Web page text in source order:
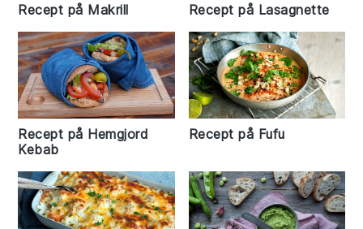
Recept på Makrill Recept på Lasagnette
Recept på Hemgjord
Kebab
Recept på Fufu